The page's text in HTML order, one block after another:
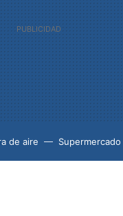
de aire Supermercado